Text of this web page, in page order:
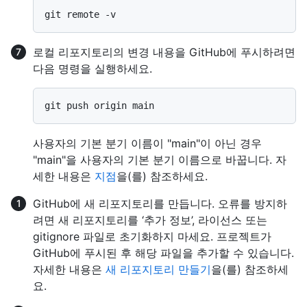
로컬 리포지토리의 변경 내용을 GitHub에 푸시하려면
다음 명령을 실행하세요.
사용자의 기본 분기 이름이 "main"이 아닌 경우
"main"을 사용자의 기본 분기 이름으로 바꿉니다. 자
세한 내용은 지점을(를) 참조하세요.
GitHub에 새 리포지토리를 만듭니다. 오류를 방지하
려면 새 리포지토리를 ‘추가 정보’, 라이선스 또는
gitignore 파일로 초기화하지 마세요. 프로젝트가
GitHub에 푸시된 후 해당 파일을 추가할 수 있습니다.
자세한 내용은 새 리포지토리 만들기을(를) 참조하세
요.